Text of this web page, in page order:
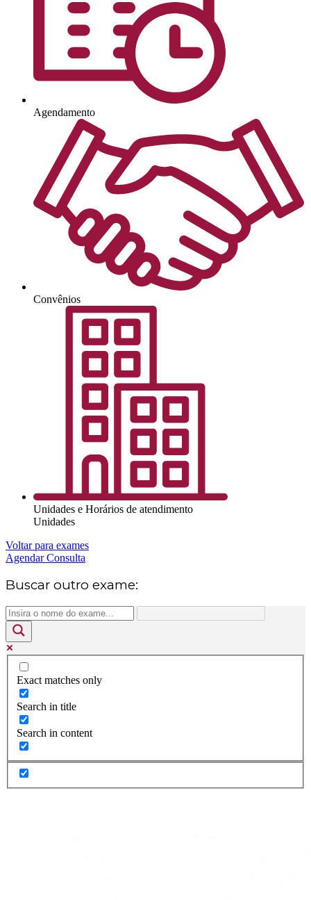
Agendamento
Convênios
Unidades e Horários de atendimento
Unidades
Voltar para exames
Agendar Consulta
Buscar outro exame:
Exact matches only
Search in title
Search in content